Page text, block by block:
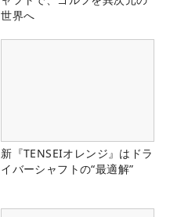
世界へ
新『TENSEIオレンジ』はドラ
イバーシャフトの“最適解”